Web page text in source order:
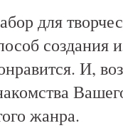
для
создания
И,
жанра.